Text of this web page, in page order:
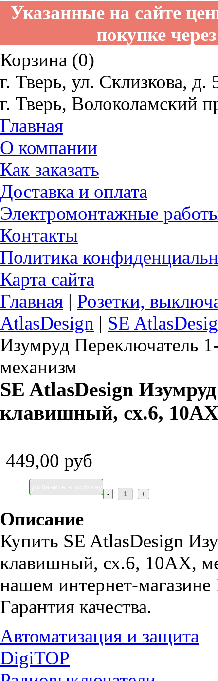
Указанные на сайте
покупке
Корзина (0)
г. Тверь, ул. Склизкова, д.
г. Тверь, Волоколамский
Главная
О компании
Как заказать
Доставка и оплата
Электромонтажные
Контакты
Политика
Карта сайта
Главная | Розетки,
AtlasDesign | SE
Изумруд Переключатель
механизм
SE AtlasDesign
клавишный, сх.6,
449,00 руб
Описание
Купить SE AtlasDesign
клавишный, сх.6, 10АХ,
нашем интернет-
Гарантия качества.
Автоматизация и защита
DigiTOP